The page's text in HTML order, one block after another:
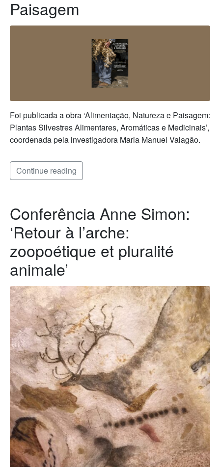
Paisagem
Foi publicada a obra ‘Alimentação, Natureza e Paisagem:
Plantas Silvestres Alimentares, Aromáticas e Medicinais’,
coordenada pela investigadora Maria Manuel Valagão.
Continue reading
Conferência Anne Simon:
‘Retour à l’arche:
zoopoétique et pluralité
animale’